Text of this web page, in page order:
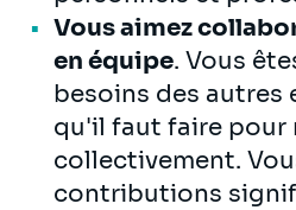
Vous aimez
en équipe. Vous
besoins des autres
qu'il faut faire pour
collectivement.
contributions